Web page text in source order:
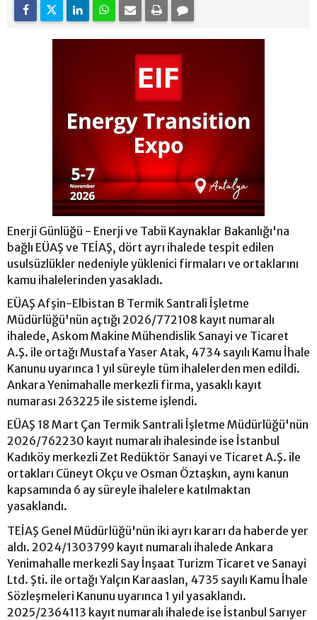
Enerji Günlüğü - Enerji ve Tabii Kaynaklar Bakanlığı'na
bağlı EÜAŞ ve TEİAŞ, dört ayrı ihalede tespit edilen
usulsüzlükler nedeniyle yüklenici firmaları ve ortaklarını
kamu ihalelerinden yasakladı.
EÜAŞ Afşin-Elbistan B Termik Santrali İşletme
Müdürlüğü'nün açtığı 2026/772108 kayıt numaralı
ihalede, Askom Makine Mühendislik Sanayi ve Ticaret
A.Ş. ile ortağı Mustafa Yaser Atak, 4734 sayılı Kamu İhale
Kanunu uyarınca 1 yıl süreyle tüm ihalelerden men edildi.
Ankara Yenimahalle merkezli firma, yasaklı kayıt
numarası 263225 ile sisteme işlendi.
EÜAŞ 18 Mart Çan Termik Santrali İşletme Müdürlüğü'nün
2026/762230 kayıt numaralı ihalesinde ise İstanbul
Kadıköy merkezli Zet Redüktör Sanayi ve Ticaret A.Ş. ile
ortakları Cüneyt Okçu ve Osman Öztaşkın, aynı kanun
kapsamında 6 ay süreyle ihalelere katılmaktan
yasaklandı.
TEİAŞ Genel Müdürlüğü'nün iki ayrı kararı da haberde yer
aldı. 2024/1303799 kayıt numaralı ihalede Ankara
Yenimahalle merkezli Say İnşaat Turizm Ticaret ve Sanayi
Ltd. Şti. ile ortağı Yalçın Karaaslan, 4735 sayılı Kamu İhale
Sözleşmeleri Kanunu uyarınca 1 yıl yasaklandı.
2025/2364113 kayıt numaralı ihalede ise İstanbul Sarıyer